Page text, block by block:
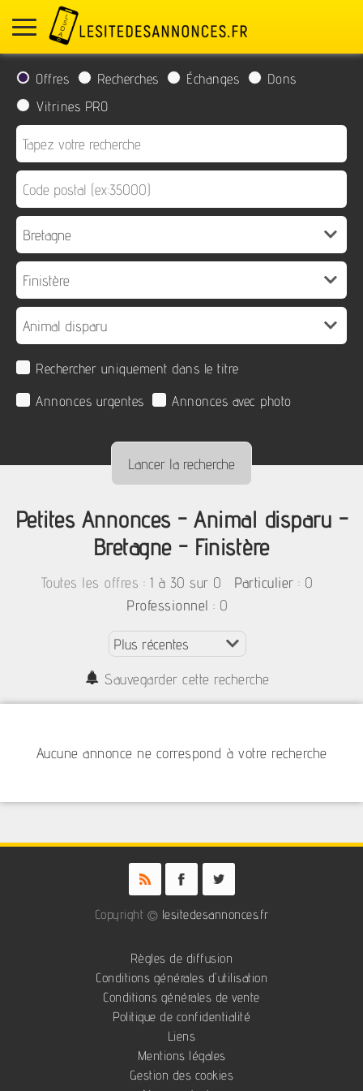
Offres Recherches Échanges
Dons
Vitrines PRO
Rechercher uniquement dans le titre
Annonces urgentes
Annonces avec photo
Petites Annonces - Animal disparu -
Bretagne - Finistère
Toutes les offres : 1 à 30 sur 0 Particulier : 0
Professionnel : 0
Sauvegarder cette recherche
Aucune annonce ne correspond à votre recherche
Copyright © lesitedesannonces.fr
Règles de diffusion
Conditions générales d'utilisation
Conditions générales de vente
Politique de confidentialité
Liens
Mentions légales
Gestion des cookies